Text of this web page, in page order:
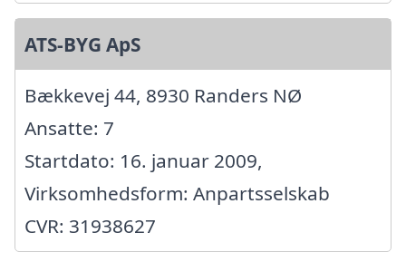
ATS-BYG ApS
Bækkevej 44, 8930 Randers NØ
Ansatte: 7
Startdato: 16. januar 2009,
Virksomhedsform: Anpartsselskab
CVR: 31938627